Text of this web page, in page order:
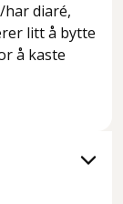
har diaré,
litt å bytte
å kaste